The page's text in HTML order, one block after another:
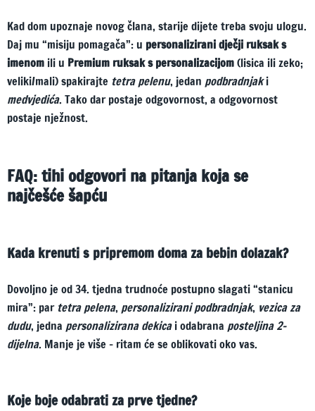
Kad dom upoznaje novog člana, starije dijete treba svoju ulogu.
Daj mu “misiju pomagača”: u personalizirani dječji ruksak s
imenom ili u Premium ruksak s personalizacijom(lisica ili zeko;
veliki/mali) spakirajte tetra pelenu, jedan podbradnjaki
medvjedića. Tako dar postaje odgovornost, a odgovornost
postaje nježnost.
FAQ: tihi odgovori na pitanja koja se
najčešće šapću
Kada krenuti s pripremom doma za bebin dolazak?
Dovoljno je od 34. tjedna trudnoće postupno slagati “stanicu
mira”: par tetra pelena, personalizirani podbradnjak, vezica za
dudu, jedna personalizirana dekicai odabrana posteljina 2-
dijelna. Manje je više – ritam će se oblikovati oko vas.
Koje boje odabrati za prve tjedne?